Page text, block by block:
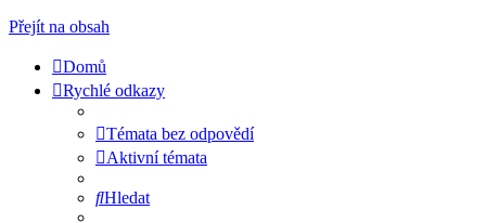
Přejít na obsah
Domů
Rychlé odkazy
Témata bez odpovědí
Aktivní témata
Hledat